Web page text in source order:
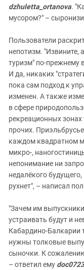
dzhuletta_ortanova.
мусором?" –
Пользователи
непотизм. "Извините,
туризм" по-прежнему
И да, никаких
пока сам подход к
изменен. А также
в сфере
рекреационных
прочих.
каждом квадратном
микро-,
непонимание ни
недалёкого
рухнет", – написал
"Зачем им
устраивать будут и
Кабардино-Балкарии
нужны толковые
сыночки. К
– ответил ему doc0723